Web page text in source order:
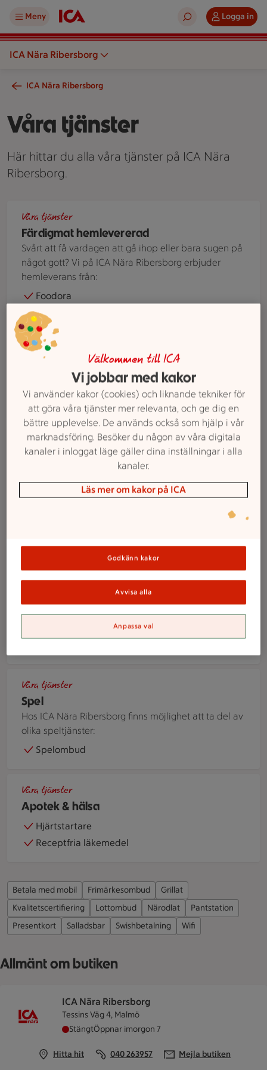
Meny Logga in
ICA Nära Ribersborg
ICA Nära Ribersborg
Våra tjänster
Här hittar du alla våra tjänster på ICA Nära
Ribersborg.
Färdigmat hemlevererad
Våra tjänster
Svårt att få vardagen att gå ihop eller bara sugen på
något gott? Vi på ICA Nära Ribersborg erbjuder
hemleverans från:
Foodora
Wolt
Blombukett sedd uppifrån
Våra tjänster
Hos ICA Nära Ribersborg erbjuder vi snittblommor,
färdiga buketter och krukväxter.
Två äldre personer står vid en kundvagn i en mataffär och
Seniorrabatt
Våra tjänster
På ICA Nära Ribersborg värnar vi om våra seniorer
och erbjuder rabatt på utvalda dagar. Ett uppskattat
erbjudande för dig som vill handla och få mer för
En person överlämnar ett paket till paketinlämningen i en
Post & paket
Instabox
PostNord paketskåp
Spel
Våra tjänster
Hos ICA Nära Ribersborg finns möjlighet att ta del av
olika speltjänster:
Spelombud
Apotek & hälsa
Våra tjänster
Hjärtstartare
Receptfria läkemedel
Betala med mobil Frimärkesombud
Grillat
Kvalitetscertifiering
Lottombud Närodlat
Pantstation
Presentkort
Salladsbar Swishbetalning Wifi
Allmänt om butiken
ICA Nära Ribersborg
Tessins Väg 4, Malmö
ICA Nära Ribersborg har stängt idag, öppnar
StängtÖppnar imorgon 7
Hitta hit 040 263957 Mejla butiken
Välkommen till ICA
Vi jobbar med kakor
Vi använder kakor (cookies) och liknande tekniker för
att göra våra tjänster mer relevanta, och ge dig en
bättre upplevelse. De används också som hjälp i vår
marknadsföring. Besöker du någon av våra digitala
kanaler i inloggat läge gäller dina inställningar i alla
kanaler.
Läs mer om kakor på ICA
Godkänn kakor
Avvisa alla
Anpassa val